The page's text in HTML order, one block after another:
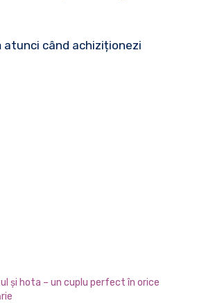
când achiziționezi
şi hota – un cuplu perfect în orice